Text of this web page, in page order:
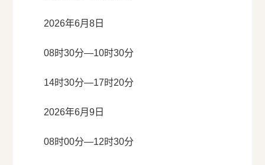
2026年6月8日
08时30分—10时30分
14时30分—17时20分
2026年6月9日
08时00分—12时30分